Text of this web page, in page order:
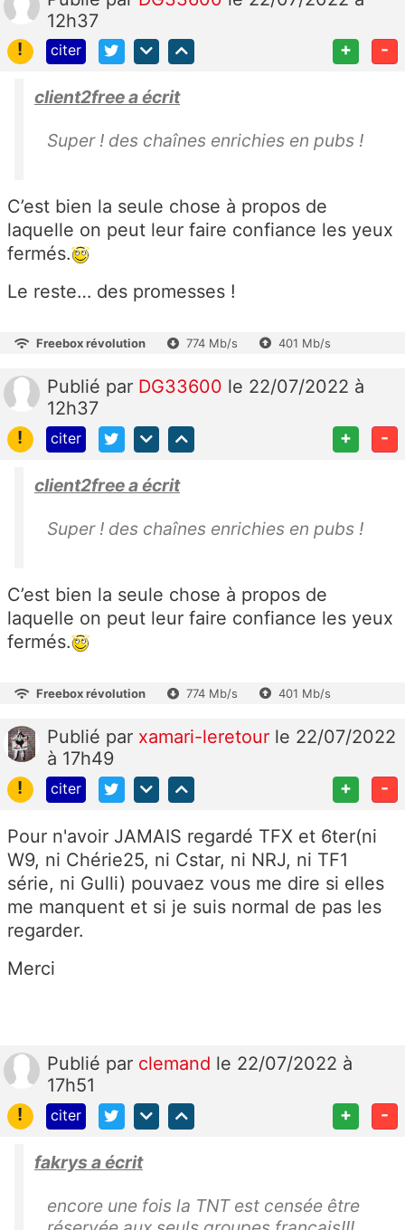
12h37
!
citer + -
client2free a écrit
Super ! des chaînes enrichies en pubs !
C’est bien la seule chose à propos de
laquelle on peut leur faire confiance les yeux
fermés.
Le reste… des promesses !
Freebox révolution 774 Mb/s 401 Mb/s
Publié par DG33600 le 22/07/2022 à
12h37
!
citer + -
client2free a écrit
Super ! des chaînes enrichies en pubs !
C’est bien la seule chose à propos de
laquelle on peut leur faire confiance les yeux
fermés.
Freebox révolution 774 Mb/s 401 Mb/s
Publié par xamari-leretour le 22/07/2022
à 17h49
!
citer + -
Pour n'avoir JAMAIS regardé TFX et 6ter(ni
W9, ni Chérie25, ni Cstar, ni NRJ, ni TF1
série, ni Gulli) pouvaez vous me dire si elles
me manquent et si je suis normal de pas les
regarder.
Merci
Publié par clemand le 22/07/2022 à
17h51
!
citer + -
fakrys a écrit
encore une fois la TNT est censée être